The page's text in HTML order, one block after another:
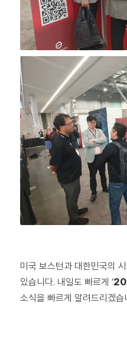
미국 보스턴과 대한민국의
있습니다. 내일도 빠르게 ‘
소식을 빠르게 알려드리겠습